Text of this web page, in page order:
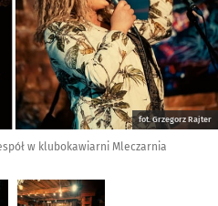
fot. Grzegorz Rajter
w klubokawiarni Mleczarnia